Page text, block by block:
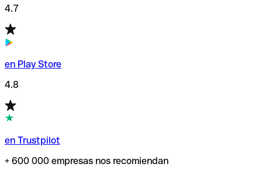
4.7
en Play Store
4.8
en Trustpilot
+ 600 000 empresas nos recomiendan